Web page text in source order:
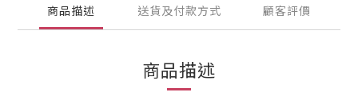
商品描述 送貨及付款方式 顧客評價
商品描述